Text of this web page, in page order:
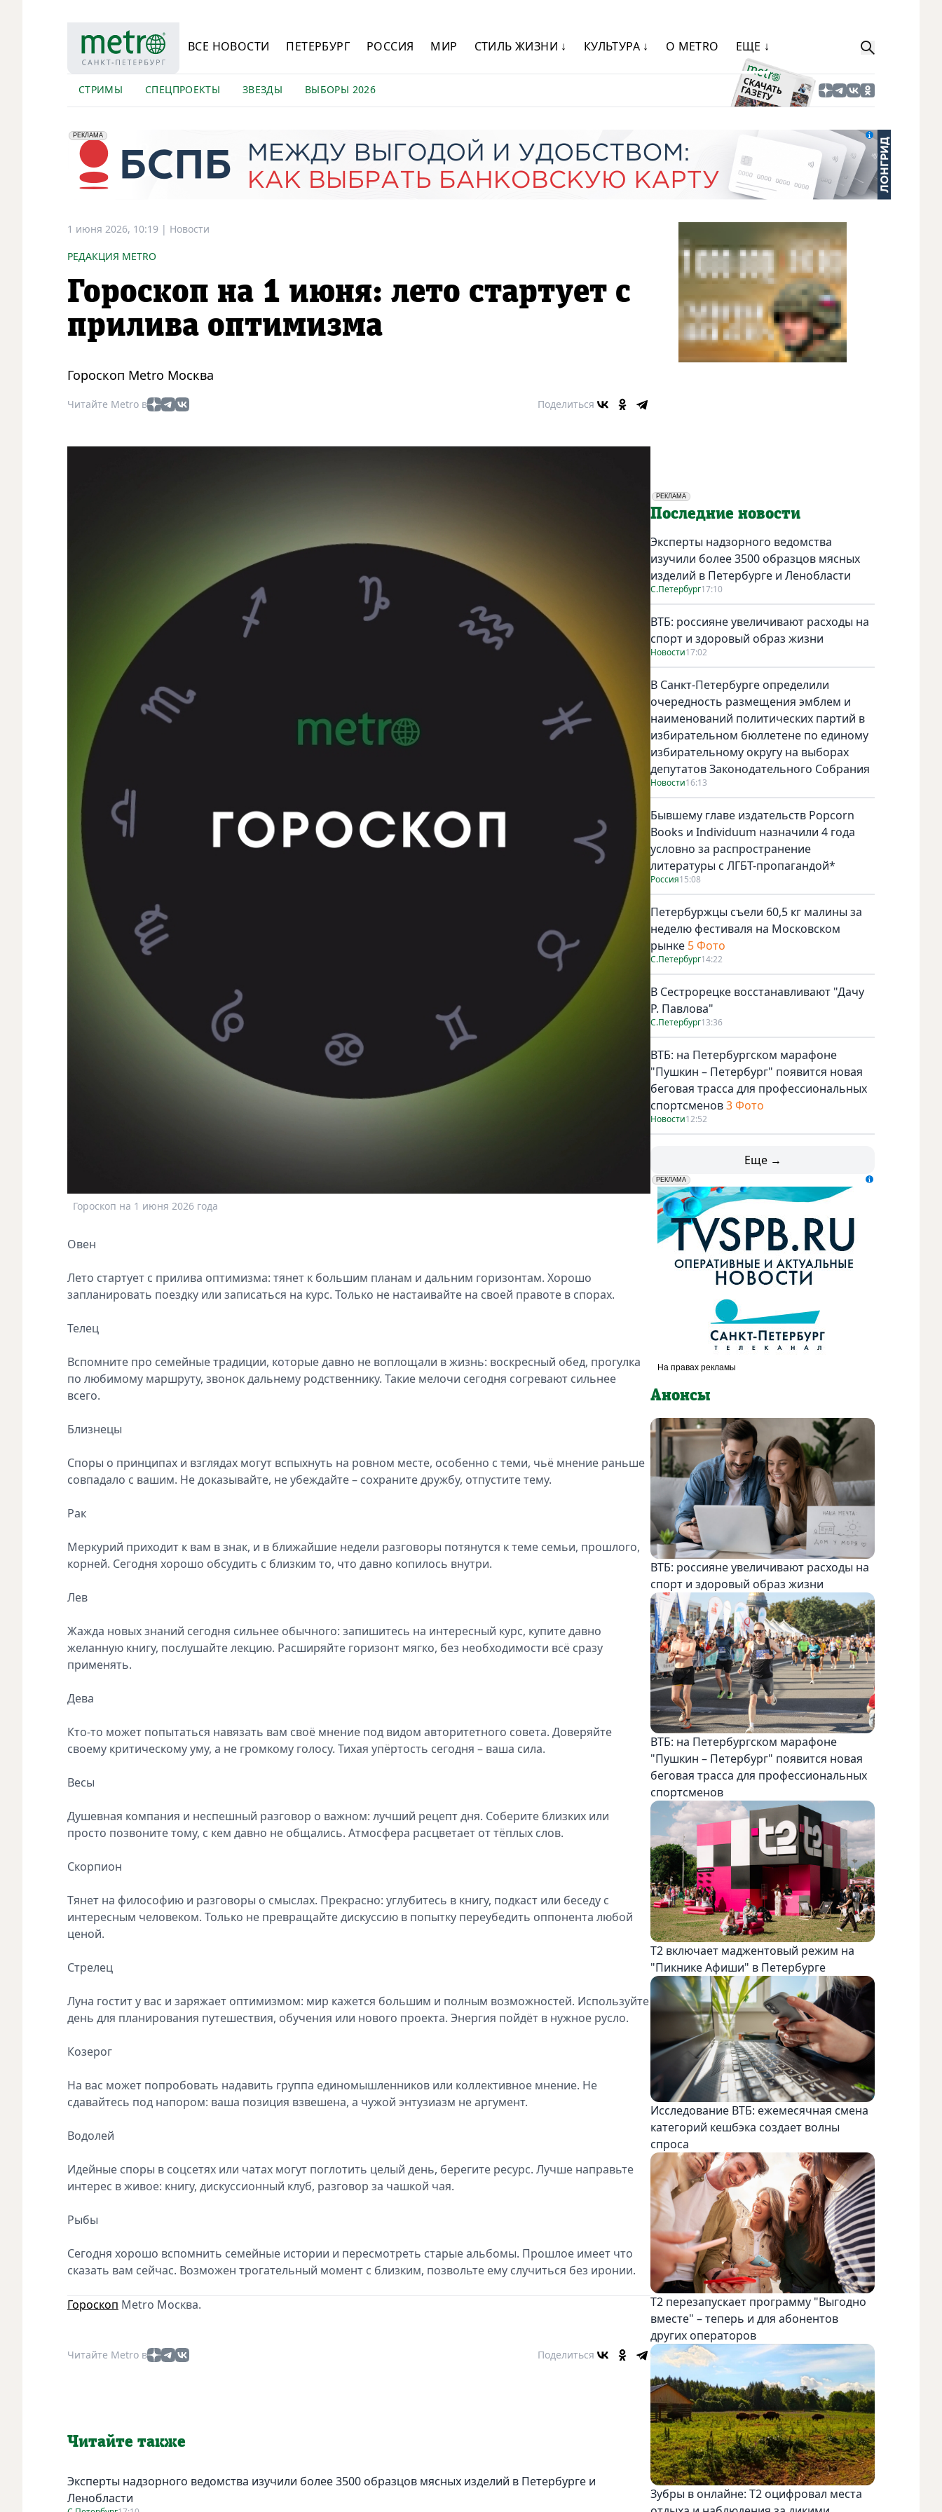
ВСЕ НОВОСТИ ПЕТЕРБУРГ РОССИЯ МИР СТИЛЬ ЖИЗНИ ↓ КУЛЬТУРА ↓ О METRO ЕЩЕ ↓
СТРИМЫ СПЕЦПРОЕКТЫ ЗВЕЗДЫ ВЫБОРЫ 2026
erid: 2VfnxyFybV5
РЕКЛАМА
ПАО "Банк "Санкт-Петербург", ИНН: 7831000027
1 июня 2026, 10:19 | Новости
РЕДАКЦИЯ METRO
Гороскоп на 1 июня: лето стартует с
прилива оптимизма
Гороскоп Metro Москва
Читайте Metro в Поделиться
Гороскоп на 1 июня 2026 года
Овен
Лето стартует с прилива оптимизма: тянет к большим планам и дальним горизонтам. Хорошо
запланировать поездку или записаться на курс. Только не настаивайте на своей правоте в спорах.
Телец
Вспомните про семейные традиции, которые давно не воплощали в жизнь: воскресный обед, прогулка
по любимому маршруту, звонок дальнему родственнику. Такие мелочи сегодня согревают сильнее
всего.
Близнецы
Споры о принципах и взглядах могут вспыхнуть на ровном месте, особенно с теми, чьё мнение раньше
совпадало с вашим. Не доказывайте, не убеждайте – сохраните дружбу, отпустите тему.
Рак
Меркурий приходит к вам в знак, и в ближайшие недели разговоры потянутся к теме семьи, прошлого,
корней. Сегодня хорошо обсудить с близким то, что давно копилось внутри.
Лев
Жажда новых знаний сегодня сильнее обычного: запишитесь на интересный курс, купите давно
желанную книгу, послушайте лекцию. Расширяйте горизонт мягко, без необходимости всё сразу
применять.
Дева
Кто-то может попытаться навязать вам своё мнение под видом авторитетного совета. Доверяйте
своему критическому уму, а не громкому голосу. Тихая упёртость сегодня – ваша сила.
Весы
Душевная компания и неспешный разговор о важном: лучший рецепт дня. Соберите близких или
просто позвоните тому, с кем давно не общались. Атмосфера расцветает от тёплых слов.
Скорпион
Тянет на философию и разговоры о смыслах. Прекрасно: углубитесь в книгу, подкаст или беседу с
интересным человеком. Только не превращайте дискуссию в попытку переубедить оппонента любой
ценой.
Стрелец
Луна гостит у вас и заряжает оптимизмом: мир кажется большим и полным возможностей. Используйте
день для планирования путешествия, обучения или нового проекта. Энергия пойдёт в нужное русло.
Козерог
На вас может попробовать надавить группа единомышленников или коллективное мнение. Не
сдавайтесь под напором: ваша позиция взвешена, а чужой энтузиазм не аргумент.
Водолей
Идейные споры в соцсетях или чатах могут поглотить целый день, берегите ресурс. Лучше направьте
интерес в живое: книгу, дискуссионный клуб, разговор за чашкой чая.
Рыбы
Сегодня хорошо вспомнить семейные истории и пересмотреть старые альбомы. Прошлое имеет что
сказать вам сейчас. Возможен трогательный момент с близким, позвольте ему случиться без иронии.
Гороскоп Metro Москва.
Читайте Metro в Поделиться
Читайте также
Эксперты надзорного ведомства изучили более 3500 образцов мясных изделий в Петербурге и
Ленобласти
РЕКЛАМА
Социальная реклама
Последние новости
Эксперты надзорного ведомства
изучили более 3500 образцов мясных
изделий в Петербурге и Ленобласти
С.Петербург17:10
ВТБ: россияне увеличивают расходы на
спорт и здоровый образ жизни
Новости17:02
В Санкт-Петербурге определили
очередность размещения эмблем и
наименований политических партий в
избирательном бюллетене по единому
избирательному округу на выборах
депутатов Законодательного Собрания
Новости16:13
Бывшему главе издательств Popcorn
Books и Individuum назначили 4 года
условно за распространение
литературы с ЛГБТ-пропагандой*
Россия15:08
Петербуржцы съели 60,5 кг малины за
неделю фестиваля на Московском
рынке 5 Фото
С.Петербург14:22
В Сестрорецке восстанавливают "Дачу
Р. Павлова"
С.Петербург13:36
ВТБ: на Петербургском марафоне
"Пушкин – Петербург" появится новая
беговая трасса для профессиональных
спортсменов3 Фото
Новости12:52
Еще →
erid: LdtCK5udn
РЕКЛАМА
АО "ГАТР", ИНН: 7841320717
Анонсы
ВТБ: россияне увеличивают расходы на
спорт и здоровый образ жизни
ВТБ: на Петербургском марафоне
"Пушкин – Петербург" появится новая
беговая трасса для профессиональных
спортсменов
Т2 включает маджентовый режим на
"Пикнике Афиши" в Петербурге
Исследование ВТБ: ежемесячная смена
категорий кешбэка создает волны
спроса
Т2 перезапускает программу "Выгодно
вместе" – теперь и для абонентов
других операторов
Зубры в онлайне: Т2 оцифровал места